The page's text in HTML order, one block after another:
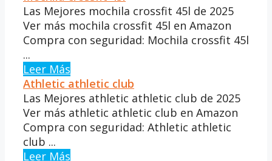
Las Mejores mochila crossfit 45l de 2025
Ver más mochila crossfit 45l en Amazon
Compra con seguridad: Mochila crossfit 45l
...
Leer Más
Athletic athletic club
Las Mejores athletic athletic club de 2025
Ver más athletic athletic club en Amazon
Compra con seguridad: Athletic athletic
club ...
Leer Más